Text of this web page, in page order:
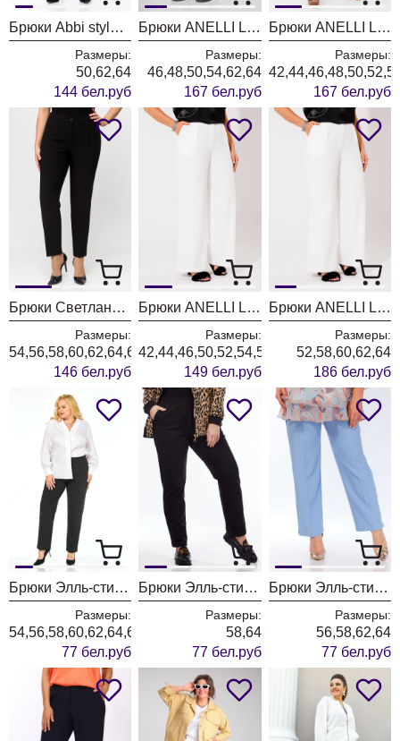
Брюки Abbi style 2022 черный
Размеры:
50,62,64
144 бел.руб
Брюки ANELLI LAUREL 1223 черный
Размеры:
46,48,50,54,62,64
167 бел.руб
Брюки ANELLI LAUREL 1223 бежевый
Размеры:
167 бел.руб
Брюки Светлана-Стиль 1920 черный
Размеры:
54,56,58,60,62,64,66,68,70,72
146 бел.руб
Брюки ANELLI LAUREL 1416.1 белые
Размеры:
42,44,46,50,52,54,58,60,62,64
149 бел.руб
Брюки ANELLI LAUREL 1416 белый
Размеры:
52,58,60,62,64
186 бел.руб
Брюки Элль-стиль 2002/2 черный
Размеры:
54,56,58,60,62,64,66
77 бел.руб
Брюки Элль-стиль 2257 синий океан/черный
Размеры:
58,64
77 бел.руб
Брюки Элль-стиль 2002 голубой
Размеры:
56,58,62,64
77 бел.руб